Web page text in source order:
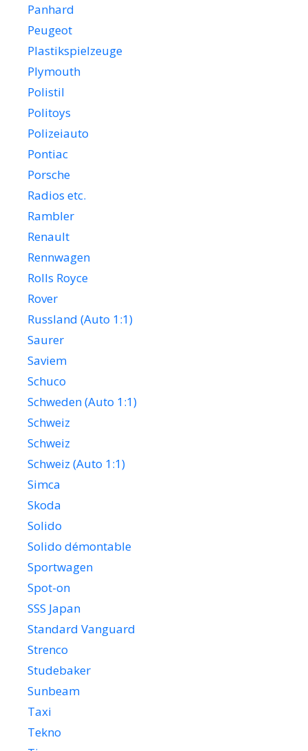
Panhard
Peugeot
Plastikspielzeuge
Plymouth
Polistil
Politoys
Polizeiauto
Pontiac
Porsche
Radios etc.
Rambler
Renault
Rennwagen
Rolls Royce
Rover
Russland (Auto 1:1)
Saurer
Saviem
Schuco
Schweden (Auto 1:1)
Schweiz
Schweiz
Schweiz (Auto 1:1)
Simca
Skoda
Solido
Solido démontable
Sportwagen
Spot-on
SSS Japan
Standard Vanguard
Strenco
Studebaker
Sunbeam
Taxi
Tekno